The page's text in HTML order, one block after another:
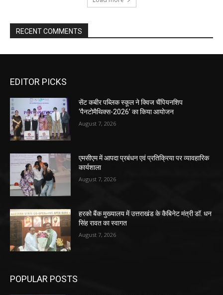
RECENT COMMENTS
EDITOR PICKS
सेंट कबीर पब्लिक स्कूल ने क्विज चैंपियनशिप
‘पैनटोमैथिक्स-2026’ का किया आयोजन
August 7, 2026
एमसीएम में आपदा प्रबंधन एवं प्रतिक्रिया पर व्यावहारिक
कार्यशाला
August 7, 2026
हरको बैंक मुख्यालय में उत्तराखंड के कैबिनेट मंत्री डॉ. धन
सिंह रावत का स्वागत
August 7, 2026
POPULAR POSTS